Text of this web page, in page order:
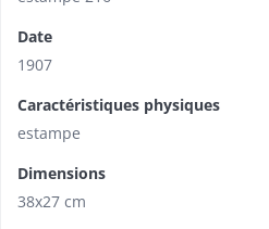
Date
1907
Caractéristiques physiques
estampe
Dimensions
38x27 cm